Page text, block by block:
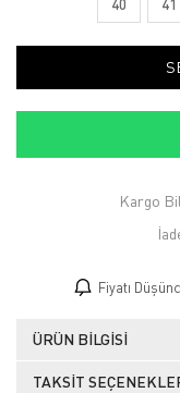
40 41
Kargo
Fiyatı
ÜRÜN BILGISI
TAKSIT